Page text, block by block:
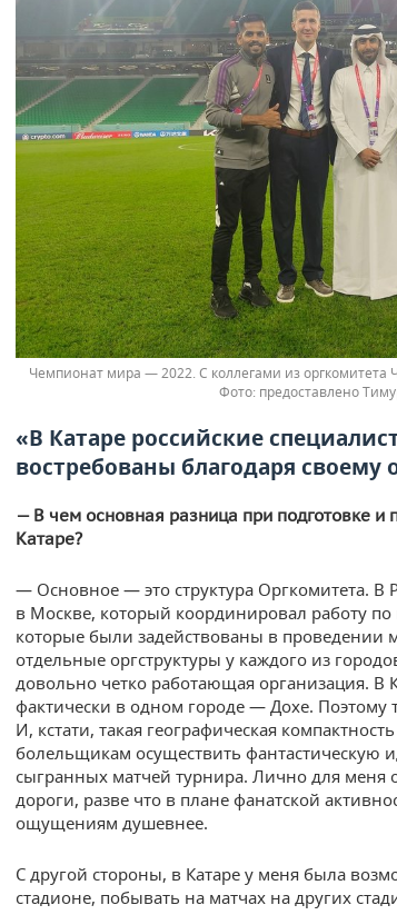
Чемпионат мира — 2022. С коллегами из
предоставлено
«В Катаре российские
востребованы благодаря своему
— В чем основная разница при подготовке и
Катаре?
— Основное — это структура Оргкомитета. В
в Москве, который координировал работу
которые были задействованы в проведении
отдельные оргструктуры у каждого из
довольно четко работающая организация. В
фактически в одном городе — Дохе. Поэтому
И, кстати, такая географическая
болельщикам осуществить фантастическую
сыгранных матчей турнира. Лично для меня
дороги, разве что в плане фанатской
ощущениям душевнее.
С другой стороны, в Катаре у меня была
стадионе, побывать на матчах на других